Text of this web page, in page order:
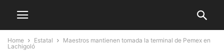
Home Estatal
Maestros mantienen tomada la terminal de Pemex en
Lachigoló